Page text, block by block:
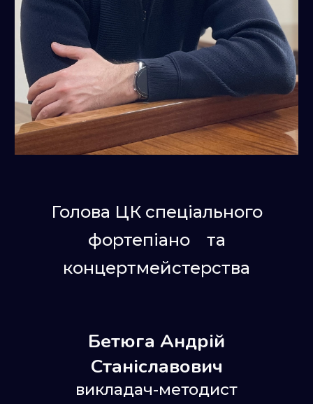
Голова ЦК спеціального
фортепіано та
концертмейстерства
Бетюга Андрій
Станіславович
викладач-методист